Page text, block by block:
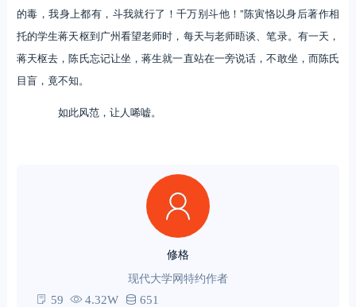
的毒，我身上都有，斗我就行了！千万别斗他！”陈寅恪以身后著作相
托的学生蒋天枢到广州看望老师时，每天与老师晤谈、笔录。有一天，
蒋天枢去，陈氏忘记让坐，蒋生就一直站在一旁说话，不敢坐，而陈氏
目盲，竟不知。
如此风范，让人唏嘘。
修格
现代大学网特约作者
59 4.32W 651